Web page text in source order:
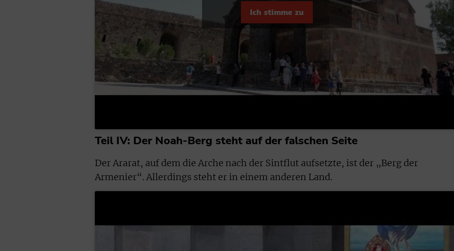
Ich stimme zu
Teil IV: Der Noah-Berg steht auf der falschen Seite
Der Ararat, auf dem die Arche nach der Sintflut aufsetzte, ist der „Berg der
Armenier“. Allerdings steht er in einem anderen Land.